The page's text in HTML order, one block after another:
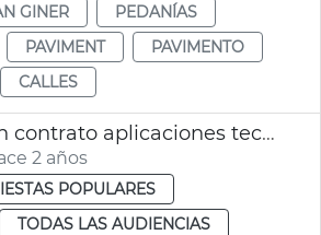
GINER
PEDANÍAS
PAVIMENT
PAVIMENTO
CALLES
Adjudicación contrato aplicaciones tecnológicas Museo Ciencias Naturales
2 años
POPULARES
TODAS LAS AUDIENCIAS